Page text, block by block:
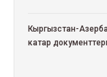
Кыргызстан-
катар